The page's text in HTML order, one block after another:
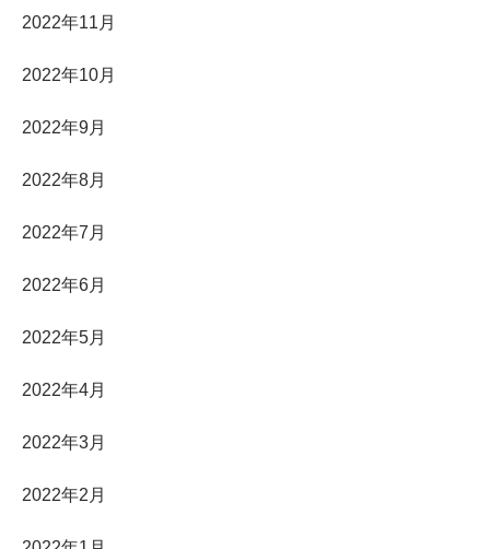
2022年11月
2022年10月
2022年9月
2022年8月
2022年7月
2022年6月
2022年5月
2022年4月
2022年3月
2022年2月